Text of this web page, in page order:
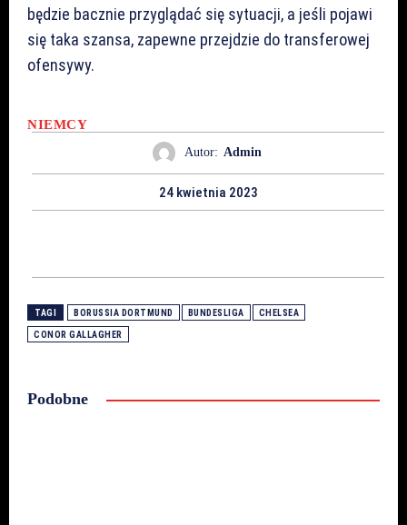
będzie bacznie przyglądać się sytuacji, a jeśli pojawi
się taka szansa, zapewne przejdzie do transferowej
ofensywy.
NIEMCY
Autor: Admin
24 kwietnia 2023
TAGI BORUSSIA DORTMUND BUNDESLIGA CHELSEA
CONOR GALLAGHER
Podobne